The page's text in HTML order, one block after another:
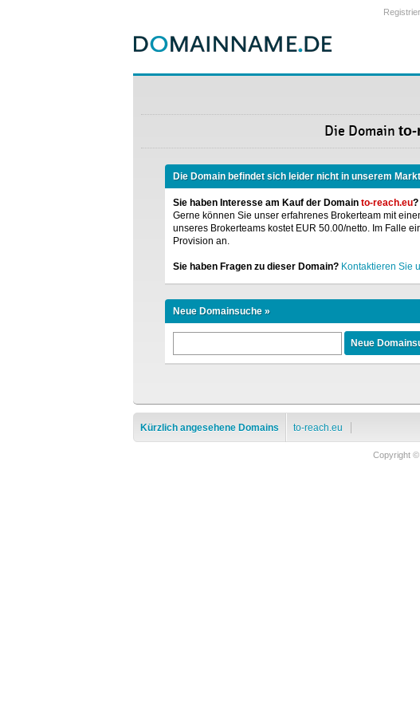
Die Domain to-
Die Domain befindet sich leider nicht in unserem
Sie haben Interesse am Kauf der Domain to-reach.eu?
Gerne können Sie unser erfahrenes Brokerteam mit
unseres Brokerteams kostet EUR 50.00/netto. Im Falle
Provision an.
Sie haben Fragen zu dieser Domain? Kontaktieren Sie
Neue Domainsuche »
Kürzlich angesehene Domains to-reach.eu
Copyright